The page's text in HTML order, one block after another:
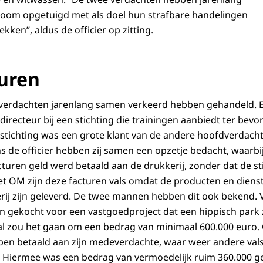
opgetuigd met als doel hun strafbare handelingen
aldus de officier op zitting.
jarenlang samen verkeerd hebben gehandeld.
bij een stichting die trainingen aanbiedt ter
was een grote klant van de andere
de officier hebben zij samen een opzetje bedacht,
geld werd betaald aan de drukkerij, zonder dat de
OM zijn deze facturen vals omdat de producten en
zijn geleverd. De twee mannen hebben dit ook bekend.
gekocht voor een vastgoedproject dat een hippisch park
het gaan om een bedrag van minimaal 600.000
betaald aan zijn medeverdachte, waar weer andere
was een bedrag van vermoedelijk ruim 360.000